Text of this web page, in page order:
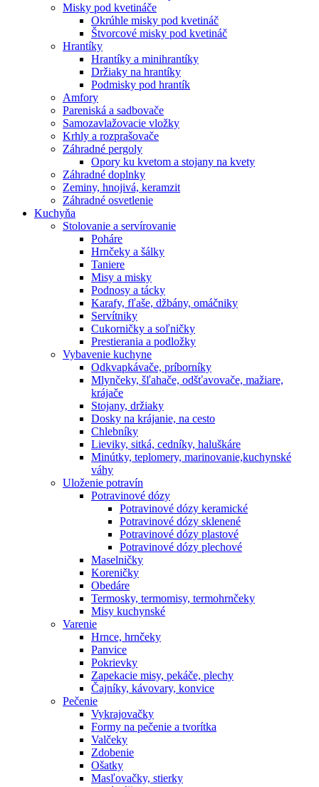
Misky pod kvetináče
Okrúhle misky pod kvetináč
Štvorcové misky pod kvetináč
Hrantíky
Hrantíky a minihrantíky
Držiaky na hrantíky
Podmisky pod hrantík
Amfory
Pareniská a sadbovače
Samozavlažovacie vložky
Krhly a rozprašovače
Záhradné pergoly
Opory ku kvetom a stojany na kvety
Záhradné doplnky
Zeminy, hnojivá, keramzit
Záhradné osvetlenie
Kuchyňa
Stolovanie a servírovanie
Poháre
Hrnčeky a šálky
Taniere
Misy a misky
Podnosy a tácky
Karafy, fľaše, džbány, omáčniky
Servítniky
Cukorničky a soľničky
Prestierania a podložky
Vybavenie kuchyne
Odkvapkávače, príborníky
Mlynčeky, šľahače, odšťavovače, mažiare,
krájače
Stojany, držiaky
Dosky na krájanie, na cesto
Chlebníky
Lieviky, sitká, cedníky, haluškáre
Minútky, teplomery, marinovanie,kuchynské
váhy
Uloženie potravín
Potravinové dózy
Potravinové dózy keramické
Potravinové dózy sklenené
Potravinové dózy plastové
Potravinové dózy plechové
Maselničky
Koreničky
Obedáre
Termosky, termomisy, termohrnčeky
Misy kuchynské
Varenie
Hrnce, hrnčeky
Panvice
Pokrievky
Zapekacie misy, pekáče, plechy
Čajníky, kávovary, konvice
Pečenie
Vykrajovačky
Formy na pečenie a tvorítka
Valčeky
Zdobenie
Ošatky
Masľovačky, stierky